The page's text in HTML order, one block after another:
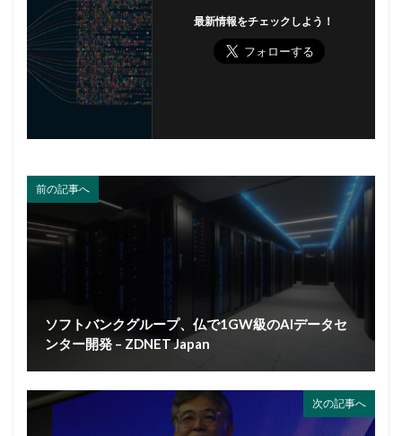
最新情報をチェックしよう！
前の記事へ
ソフトバンクグループ、仏で1GW級のAIデータセ
ンター開発 – ZDNET Japan
次の記事へ